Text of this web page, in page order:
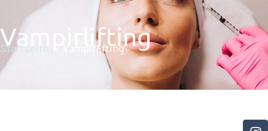
Vampirlifting
Startseite Vampirlifting